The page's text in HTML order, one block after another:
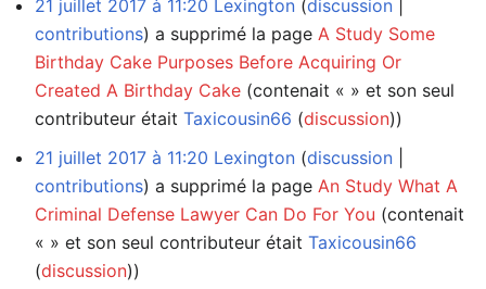
21 juillet 2017 à 11:20 Lexington discussion
contributions a supprimé la page A Study Some
Birthday Cake Purposes Before Acquiring Or
Created A Birthday Cake (contenait « » et son seul
contributeur était Taxicousin66 (discussion))
21 juillet 2017 à 11:20 Lexington discussion
contributions a supprimé la page An Study What A
Criminal Defense Lawyer Can Do For You (contenait
« » et son seul contributeur était Taxicousin66
(discussion))